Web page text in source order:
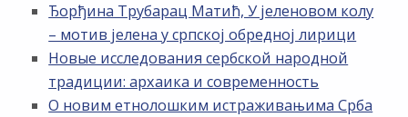
Ђорђина Трубарац Матић, У јеленовом колу
– мотив јелена у српској обредној лирици
Новые исследования сербской народной
традиции: архаика и современность
О новим етнолошким истраживањима Срба